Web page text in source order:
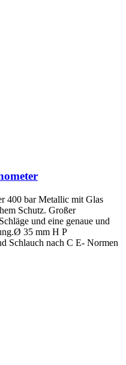
400 bar Metallic mit Glas
Schutz. Großer
und eine genaue und
35 mm H P
Schlauch nach C E- Normen